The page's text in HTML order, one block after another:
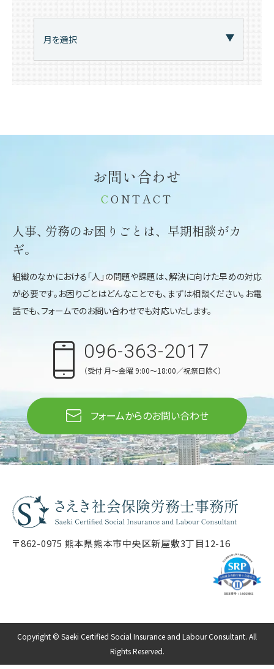
お問い合わせ
CONTACT
人事、 労務のお困りごとは、 早期相談がカ
ギ。
組織のなかにおける「人」の問題や課題は、解決に向けた早めの対応
が必要です。お困りごとはどんなことでも、まずは相談ください。お電
話でも、フォームでのお問い合わせでも対応いたします。
096-363-2017
（受付 月〜金曜 9:00〜18:00／祝祭日除く）
フォームからのお問い合わせ
〒862-0975 熊本県熊本市中央区新屋敷3丁目12-16
Copyright © Saeki Certified Social Insurance and Labour Consultant. All
Rights Reserved.